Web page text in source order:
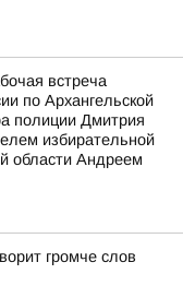
встреча
по Архангельской
полиции Дмитрия
избирательной
области Андреем
громче слов